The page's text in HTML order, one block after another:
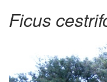
Ficus